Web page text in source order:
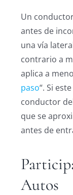
Un
antes de
una vía
contrario a
aplica a
paso“. Si
conductor
que se
antes de
Autos